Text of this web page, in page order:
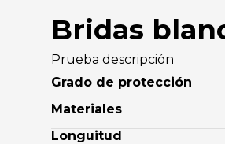
Bridas
Prueba descripción
Grado de protección
Materiales
Longuitud